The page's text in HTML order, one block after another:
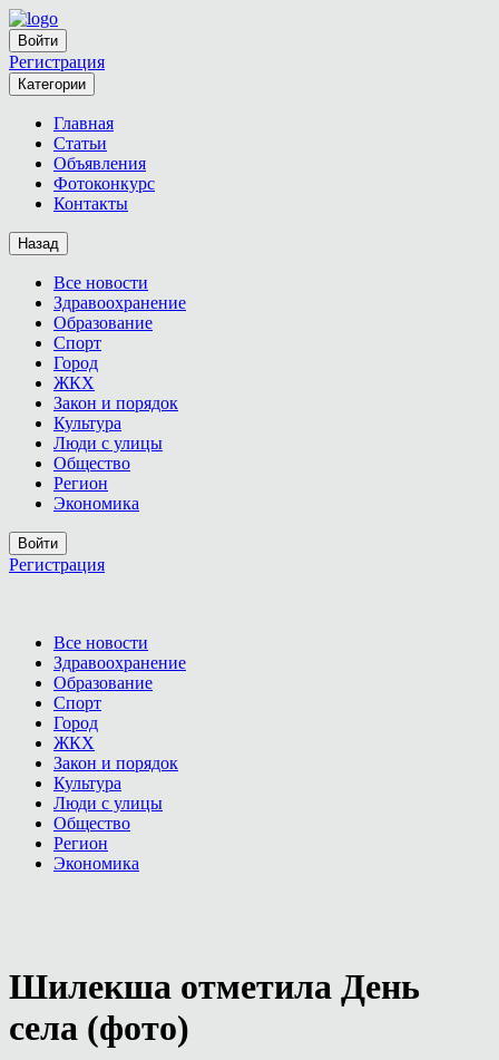
Войти
Регистрация
Категории
Главная
Статьи
Объявления
Фотоконкурс
Контакты
Назад
Все новости
Здравоохранение
Образование
Спорт
Город
ЖКХ
Закон и порядок
Культура
Люди с улицы
Общество
Регион
Экономика
Войти
Регистрация
Все новости
Здравоохранение
Образование
Спорт
Город
ЖКХ
Закон и порядок
Культура
Люди с улицы
Общество
Регион
Экономика
Шилекша отметила День
села (фото)